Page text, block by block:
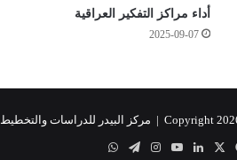
أداء مراكز التفكير العراقية
2025-09-07
مركز البيدر للدراسات والتخطيط
فيسبوك لينكدإن‫YouTubeانستقرام
تيلقرامواتساب